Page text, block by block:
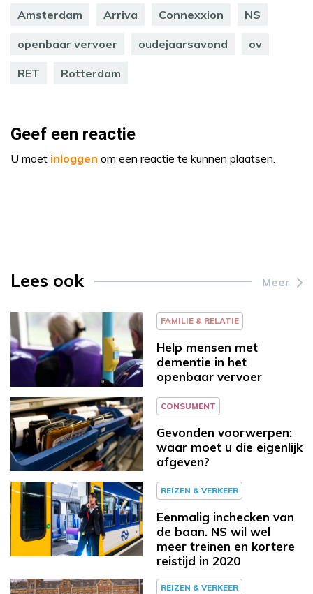
Amsterdam Arriva Connexxion NS
openbaar vervoer oudejaarsavond ov
RET Rotterdam
Geef een reactie
U moet inloggen om een reactie te kunnen plaatsen.
Lees ook Meer
FAMILIE & RELATIE
Help mensen met
dementie in het
openbaar vervoer
CONSUMENT
Gevonden voorwerpen:
waar moet u die eigenlijk
afgeven?
REIZEN & VERKEER
Eenmalig inchecken van
de baan. NS wil wel
meer treinen en kortere
reistijd in 2020
REIZEN & VERKEER